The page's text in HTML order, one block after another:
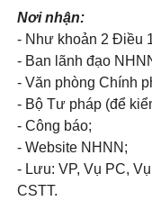
Nơi nhận:
- Như khoản 2 Điều
- Ban lãnh đạo
- Văn phòng Chính
- Bộ Tư pháp (để
- Công báo;
- Website NHNN;
- Lưu: VP, Vụ PC, Vụ
CSTT.